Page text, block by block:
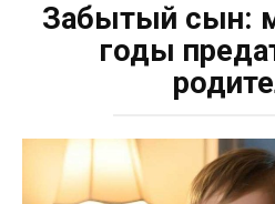
Забытый сын:
годы